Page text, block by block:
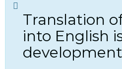
Translation
into English